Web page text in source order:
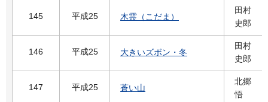
145 平成25 木霊（こだま）
田村
史郎
146 平成25 大きいズボン・冬
田村
史郎
147 平成25 蒼い山
北郷
悟